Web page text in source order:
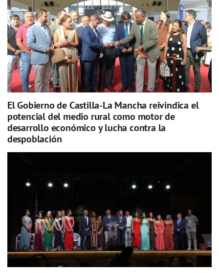
El Gobierno de Castilla-La Mancha reivindica el
potencial del medio rural como motor de
desarrollo económico y lucha contra la
despoblación